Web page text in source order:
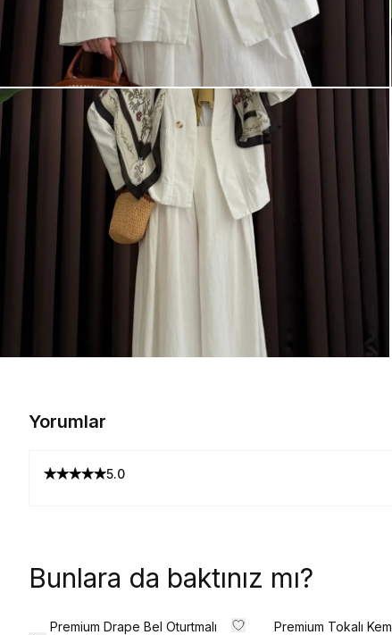
Yorumlar
5.0
Bunlara da baktınız mı?
Premium Drape Bel Oturtmalı
Premium Tokalı